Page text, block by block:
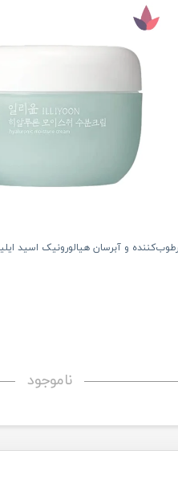
و آبرسان هیالورونیک اسید
ناموجود